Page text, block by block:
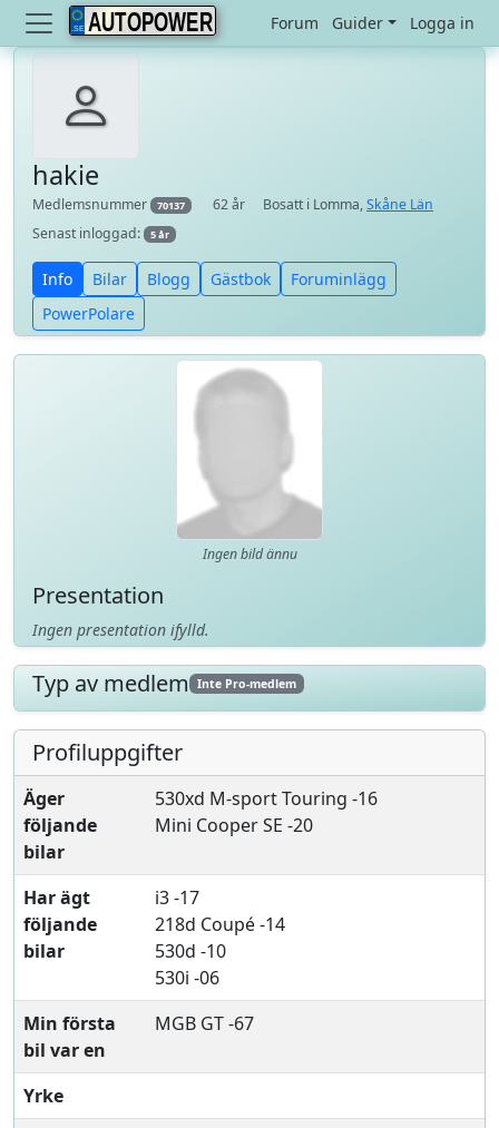
AUTOPOWER Forum Guider Logga in
hakie
Medlemsnummer 70137 62 år Bosatt i Lomma,Skåne Län
Senast inloggad:
5 år
Info Bilar Blogg Gästbok
Foruminlägg
PowerPolare
Ingen bild ännu
Presentation
Ingen presentation ifylld.
Typ av medlem Inte Pro-medlem
Profiluppgifter
Äger
följande
bilar
530xd M-sport Touring -16
Mini Cooper SE -20
Har ägt
följande
bilar
i3 -17
218d Coupé -14
530d -10
530i -06
Min första
bil var en
MGB GT -67
Yrke